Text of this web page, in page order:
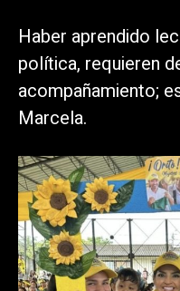
Haber aprendido
política, requieren
acompañamiento;
Marcela.